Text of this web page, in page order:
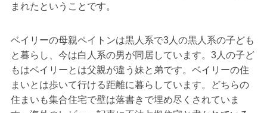
まれたということです。
ベイリーの母親ペイトンは黒人系で3人の黒人系の子ども
と暮らし、今は白人系の男が同居しています。3人の子ど
もはベイリーとは父親が違う妹と弟です。ベイリーの住
まいとは歩いて行ける距離に暮らしています。どちらの
住まいも集合住宅で壁は落書きで埋め尽くされていま